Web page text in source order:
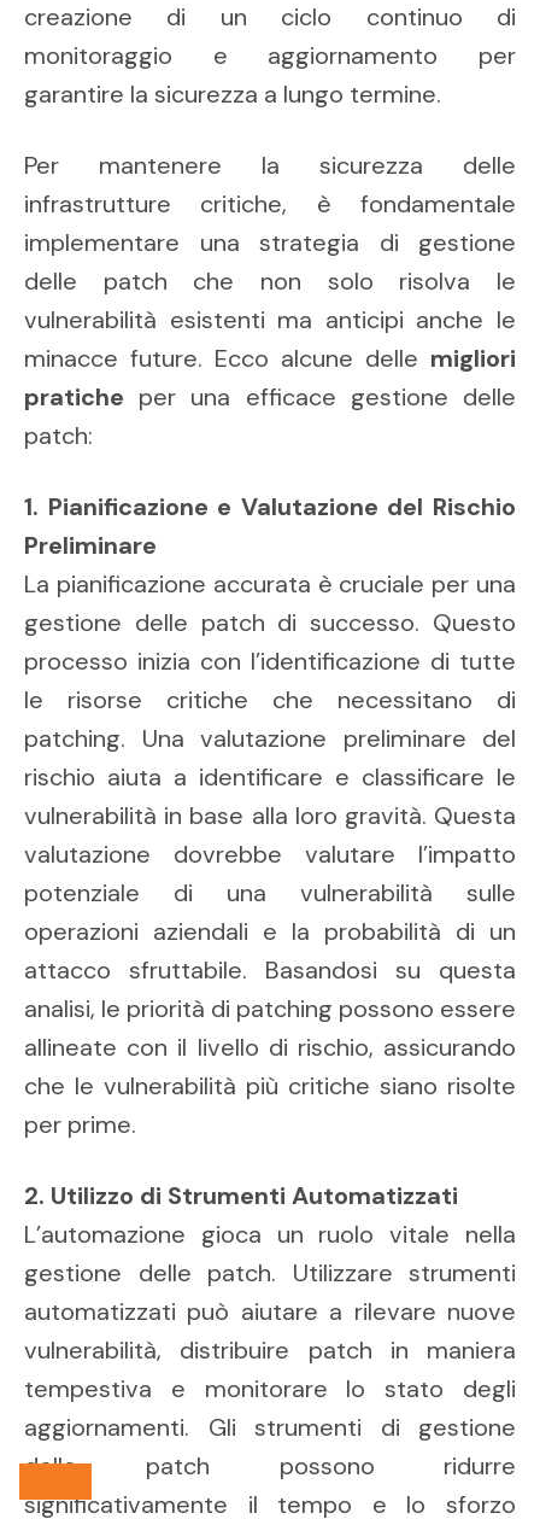
creazione di un ciclo continuo di
monitoraggio e aggiornamento per
garantire la sicurezza a lungo termine.
Per mantenere la sicurezza delle
infrastrutture critiche, è fondamentale
implementare una strategia di gestione
delle patch che non solo risolva le
vulnerabilità esistenti ma anticipi anche le
minacce future. Ecco alcune delle migliori
pratiche per una efficace gestione delle
patch:
1. Pianificazione e Valutazione del Rischio
Preliminare
La pianificazione accurata è cruciale per una
gestione delle patch di successo. Questo
processo inizia con l’identificazione di tutte
le risorse critiche che necessitano di
patching. Una valutazione preliminare del
rischio aiuta a identificare e classificare le
vulnerabilità in base alla loro gravità. Questa
valutazione dovrebbe valutare l’impatto
potenziale di una vulnerabilità sulle
operazioni aziendali e la probabilità di un
attacco sfruttabile. Basandosi su questa
analisi, le priorità di patching possono essere
allineate con il livello di rischio, assicurando
che le vulnerabilità più critiche siano risolte
per prime.
2. Utilizzo di Strumenti Automatizzati
L’automazione gioca un ruolo vitale nella
gestione delle patch. Utilizzare strumenti
automatizzati può aiutare a rilevare nuove
vulnerabilità, distribuire patch in maniera
tempestiva e monitorare lo stato degli
aggiornamenti. Gli strumenti di gestione
delle patch possono ridurre
significativamente il tempo e lo sforzo